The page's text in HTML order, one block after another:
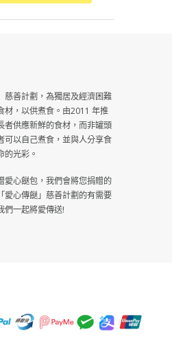
慈善計劃，為獨居及經濟困難
材，以供煮食。由2011 年推
者供應新鮮的食材，而非罐頭
可以自己煮食，並與人分享食
的光彩。
愛心餸包，我們會將您捐贈的
愛心傳餸」慈善計劃的有需要
們一起將愛傳送!